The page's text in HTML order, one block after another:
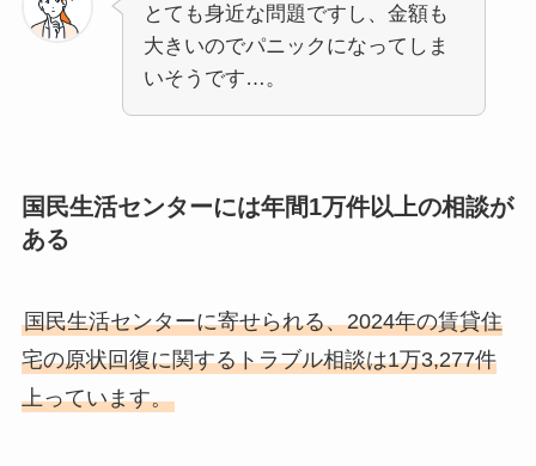
とても身近な問題ですし、金額も
大きいのでパニックになってしま
いそうです…。
国民生活センターには年間1万件以上の相談が
ある
国民生活センターに寄せられる、2024年の賃貸住
宅の原状回復に関するトラブル相談は1万3,277件
上っています。